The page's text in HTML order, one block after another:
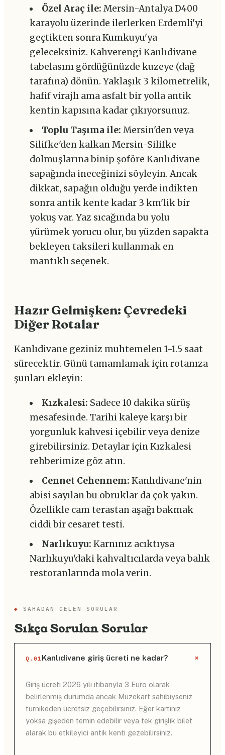
Özel Araç ile: Mersin-Antalya D400
karayolu üzerinde ilerlerken Erdemli'yi
geçtikten sonra Kumkuyu'ya
geleceksiniz. Kahverengi Kanlıdivane
tabelasını gördüğünüzde kuzeye (dağ
tarafına) dönün. Yaklaşık 3 kilometrelik,
hafif virajlı ama asfalt bir yolla antik
kentin kapısına kadar çıkıyorsunuz.
Toplu Taşıma ile: Mersin'den veya
Silifke'den kalkan Mersin-Silifke
dolmuşlarına binip şoföre Kanlıdivane
sapağında ineceğinizi söyleyin. Ancak
dikkat, sapağın olduğu yerde indikten
sonra antik kente kadar 3 km'lik bir
yokuş var. Yaz sıcağında bu yolu
yürümek yorucu olur, bu yüzden sapakta
bekleyen taksileri kullanmak en
mantıklı seçenek.
Hazır Gelmişken: Çevredeki
Diğer Rotalar
Kanlıdivane geziniz muhtemelen 1-1.5 saat
sürecektir. Günü tamamlamak için rotanıza
şunları ekleyin:
Kızkalesi: Sadece 10 dakika sürüş
mesafesinde. Tarihi kaleye karşı bir
yorgunluk kahvesi içebilir veya denize
girebilirsiniz. Detaylar için Kızkalesi
rehberimize göz atın.
Cennet Cehennem: Kanlıdivane'nin
abisi sayılan bu obruklar da çok yakın.
Özellikle cam terastan aşağı bakmak
ciddi bir cesaret testi.
Narlıkuyu: Karnınız acıktıysa
Narlıkuyu'daki kahvaltıcılarda veya balık
restoranlarında mola verin.
◆ SAHADAN GELEN SORULAR
Sıkça Sorulan Sorular
Q.01 Kanlıdivane giriş ücreti ne kadar? +
Giriş ücreti 2026 yılı itibarıyla 3 Euro olarak
belirlenmiş durumda ancak Müzekart sahibiyseniz
turnikeden ücretsiz geçebilirsiniz. Eğer kartınız
yoksa gişeden temin edebilir veya tek girişlik bilet
alarak bu etkileyici antik kenti gezebilirsiniz.